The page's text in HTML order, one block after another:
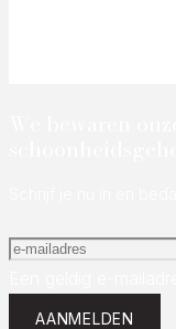
AANMELDEN